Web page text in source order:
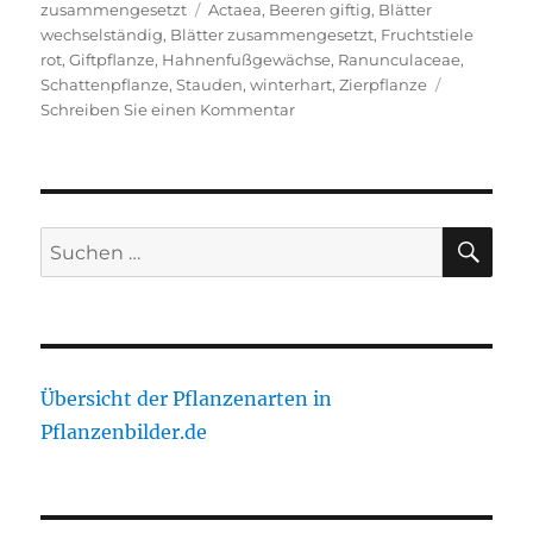
zusammengesetzt
Schlagwörter
Actaea, Beeren giftig, Blätter
wechselständig, Blätter zusammengesetzt, Fruchtstiele
rot,Giftpflanze, Hahnenfußgewächse, Ranunculaceae,
Schattenpflanze,Stauden,winterhart,Zierpflanze
Schreiben Sie einen Kommentarzu
Suche
nach:
Übersicht der Pflanzenarten in
Pflanzenbilder.de